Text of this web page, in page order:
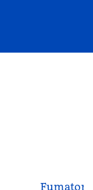
Fumatori